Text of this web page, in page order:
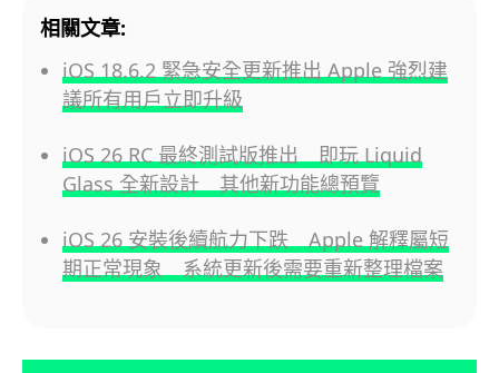
相關文章:
iOS 18.6.2 緊急安全更新推出 Apple 強烈建
議所有用戶立即升級
iOS 26 RC 最終測試版推出 即玩 Liquid
Glass 全新設計 其他新功能總預覽
iOS 26 安裝後續航力下跌 Apple 解釋屬短
期正常現象 系統更新後需要重新整理檔案